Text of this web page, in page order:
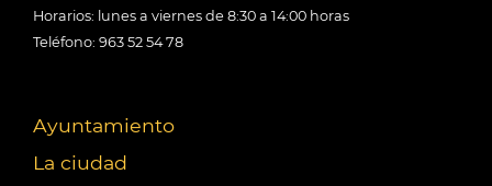
Horarios: lunes a viernes de 8:30 a 14:00 horas
Teléfono: 963 52 54 78
Ayuntamiento
La ciudad